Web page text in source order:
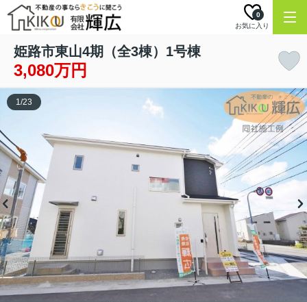
お気に入り
0
姫路市東山4期（全3棟）1号棟
3,080万円
1/23